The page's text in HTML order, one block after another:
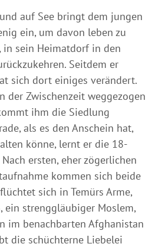
auf See bringt dem jungen
ein, um davon leben zu
in sein Heimatdorf in den
Seitdem er
sich dort einiges verändert.
der Zwischenzeit weggezogen
ihm die Siedlung
als es den Anschein hat,
könne, lernt er die 18-
ersten, eher zögerlichen
kommen sich beide
sich in Temürs Arme,
ein strenggläubiger Moslem,
im benachbarten Afghanistan
die schüchterne Liebelei